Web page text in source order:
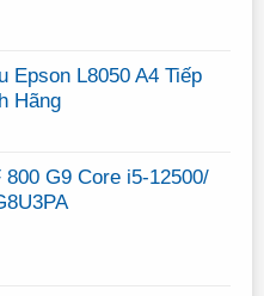
Epson L8050 A4 Tiếp
Hãng
800 G9 Core i5-12500/